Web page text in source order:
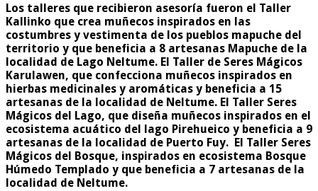
Los talleres que recibieron asesoría fueron el Taller
Kallinko que crea muñecos inspirados en las
costumbres y vestimenta de los pueblos mapuche del
territorio y que beneficia a 8 artesanas Mapuche de la
localidad de Lago Neltume. El Taller de Seres Mágicos
Karulawen, que confecciona muñecos inspirados en
hierbas medicinales y aromáticas y beneficia a 15
artesanas de la localidad de Neltume. El Taller Seres
Mágicos del Lago, que diseña muñecos inspirados en el
ecosistema acuático del lago Pirehueico y beneficia a 9
artesanas de la localidad de Puerto Fuy. El Taller Seres
Mágicos del Bosque, inspirados en ecosistema Bosque
Húmedo Templado y que beneficia a 7 artesanas de la
localidad de Neltume.